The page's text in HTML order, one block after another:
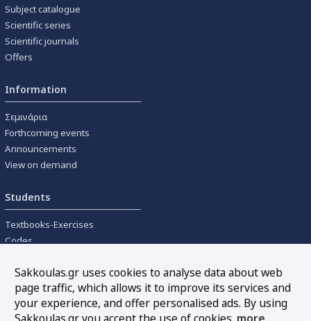
Subject catalogue
Scientific series
Scientific journals
Offers
Information
Σεμινάρια
Forthcoming events
Announcements
View on demand
Students
Textbooks-Exercises
Codes
Tools
Online interest calculation
Sakkoulas.gr uses cookies to analyse data about web
page traffic, which allows it to improve its services and
your experience, and offer personalised ads. By using
Sakkoulas.gr you accept the use of cookies. more